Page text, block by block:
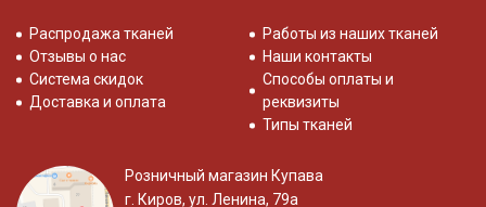
Распродажа тканей
Отзывы о нас
Система скидок
Доставка и оплата
Работы из наших тканей
Наши контакты
Способы оплаты и
реквизиты
Типы тканей
Розничный магазин Купава
г. Киров, ул. Ленина, 79а